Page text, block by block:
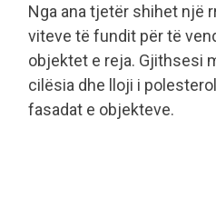
Nga ana tjetër shihet një
viteve të fundit për të
objektet e reja. Gjithsesi
cilësia dhe lloji i
fasadat e objekteve.